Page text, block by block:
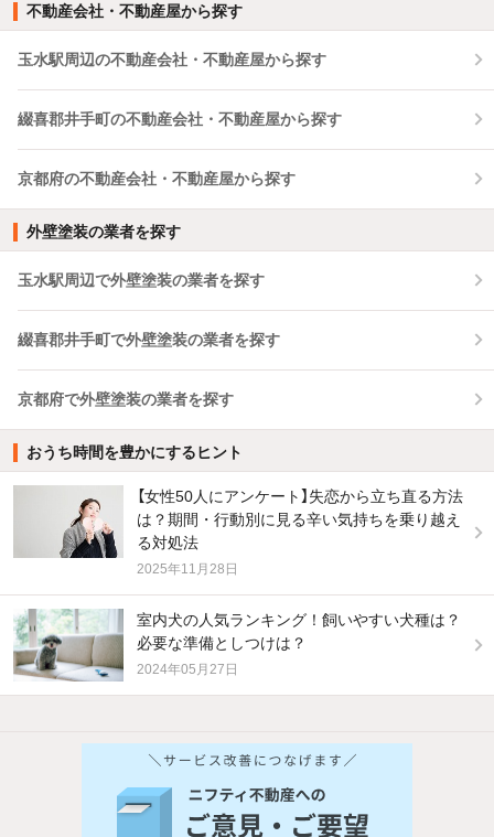
不動産会社・不動産屋から探す
玉水駅周辺の不動産会社・不動産屋から探す
綴喜郡井手町の不動産会社・不動産屋から探す
京都府の不動産会社・不動産屋から探す
外壁塗装の業者を探す
玉水駅周辺で外壁塗装の業者を探す
綴喜郡井手町で外壁塗装の業者を探す
京都府で外壁塗装の業者を探す
おうち時間を豊かにするヒント
【女性50人にアンケート】失恋から立ち直る方法
は？期間・行動別に見る辛い気持ちを乗り越え
る対処法
2025年11月28日
室内犬の人気ランキング！飼いやすい犬種は？
必要な準備としつけは？
2024年05月27日
他の人はこんな条件で絞り込んでいます！
バス・トイレ別 2階以上